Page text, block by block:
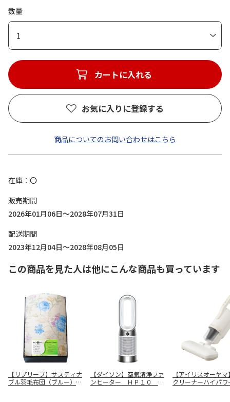
数量
1
カートに入れる
お気に入りに登録する
商品についてのお問い合わせはこちら
在庫
〇
販売期間
2026年01月06日～2028年07月31日
配送期間
2023年12月04日～2028年08月05日
この商品を見た人は他にこんな商品も買っています
【リプリーブ】サスティナ
ブル羽毛布団（ブルー）
【ダイソン】空気清浄ファ
ンヒーター ＨＰ１０ Ｗ
【アイリスオーヤ
クリーナーハイパ